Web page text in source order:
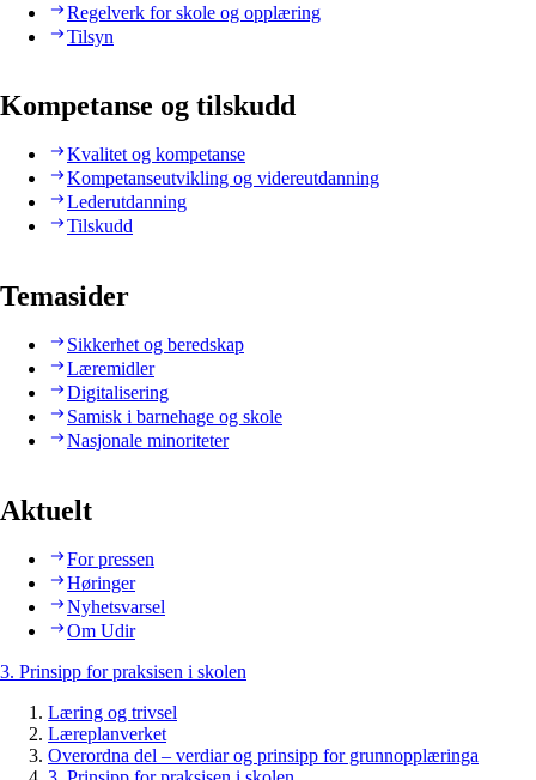
Regelverk for skole og opplæring
Tilsyn
Kompetanse og tilskudd
Kvalitet og kompetanse
Kompetanseutvikling og videreutdanning
Lederutdanning
Tilskudd
Temasider
Sikkerhet og beredskap
Læremidler
Digitalisering
Samisk i barnehage og skole
Nasjonale minoriteter
Aktuelt
For pressen
Høringer
Nyhetsvarsel
Om Udir
3. Prinsipp for praksisen i skolen
Læring og trivsel
Læreplanverket
Overordna del – verdiar og prinsipp for grunnopplæringa